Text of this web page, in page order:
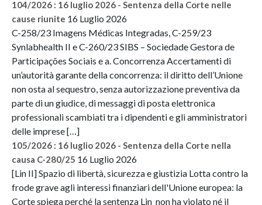
104/2026 : 16 luglio 2026 - Sentenza della Corte nelle
cause riunite 16 Luglio 2026
C-258/23 Imagens Médicas Integradas, C-259/23
Synlabhealth II e C-260/23 SIBS – Sociedade Gestora de
Participações Sociais e a. Concorrenza Accertamenti di
un’autorità garante della concorrenza: il diritto dell’Unione
non osta al sequestro, senza autorizzazione preventiva da
parte di un giudice, di messaggi di posta elettronica
professionali scambiati tra i dipendenti e gli amministratori
delle imprese […]
105/2026 : 16 luglio 2026 - Sentenza della Corte nella
causa C-280/25 16 Luglio 2026
[Lin II] Spazio di libertà, sicurezza e giustizia Lotta contro la
frode grave agli interessi finanziari dell'Unione europea: la
Corte spiega perché la sentenza Lin non ha violato né il